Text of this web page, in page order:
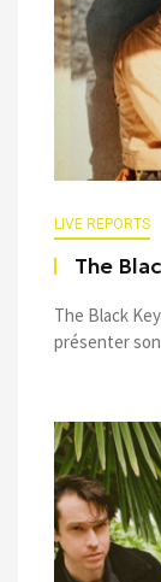
LIVE REPORTS
The
The Black
présenter